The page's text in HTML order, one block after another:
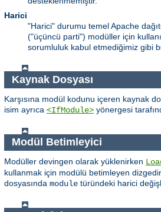
Harici
"Harici" durumu temel Apache
("üçüncü parti") modüller için
sorumluluk kabul etmediğimiz gibi
Kaynak Dosyası
Karşısına modül kodunu içeren kaynak
isim ayrıca <IfModule> yönergesi
Modül Betimleyici
Modüller devingen olarak yüklenirken
kullanmak için modülü betimleyen
dosyasında module türündeki harici